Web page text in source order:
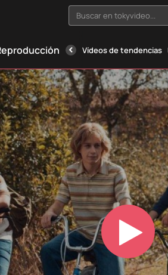
Buscar en tokyvideo...
Vídeos de tendencias